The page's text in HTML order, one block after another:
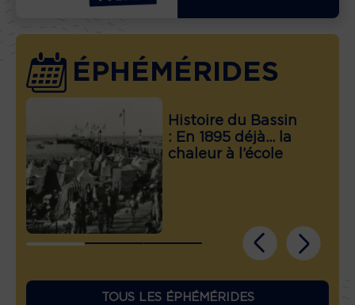
ÉPHÉMÉRIDES
Histoire du Bassin
: En 1895 déjà… la
chaleur à l’école
TOUS LES ÉPHÉMÉRIDES